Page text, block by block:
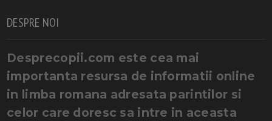
DESPRE NOI
Desprecopii.com este cea mai
importanta resursa de informatii online
in limba romana adresata parintilor si
celor care doresc sa intre in aceasta